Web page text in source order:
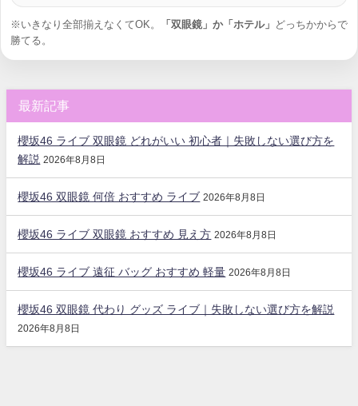
※いきなり全部揃えなくてOK。 「双眼鏡」か「ホテル」
どっちかからで
勝てる。
最新記事
櫻坂46 ライブ 双眼鏡 どれがいい 初心者｜失敗しない選び方を
解説 2026年8月8日
櫻坂46 双眼鏡 何倍 おすすめ ライブ 2026年8月8日
櫻坂46 ライブ 双眼鏡 おすすめ 見え方 2026年8月8日
櫻坂46 ライブ 遠征 バッグ おすすめ 軽量 2026年8月8日
櫻坂46 双眼鏡 代わり グッズ ライブ｜失敗しない選び方を解説
2026年8月8日